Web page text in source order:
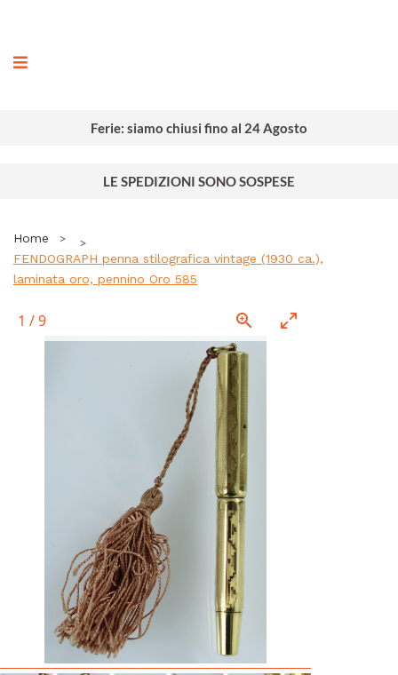
Ferie: siamo chiusi fino al 24 Agosto
LE SPEDIZIONI SONO SOSPESE
Home
FENDOGRAPH penna stilografica vintage (1930 ca.),
laminata oro, pennino Oro 585
1 /9